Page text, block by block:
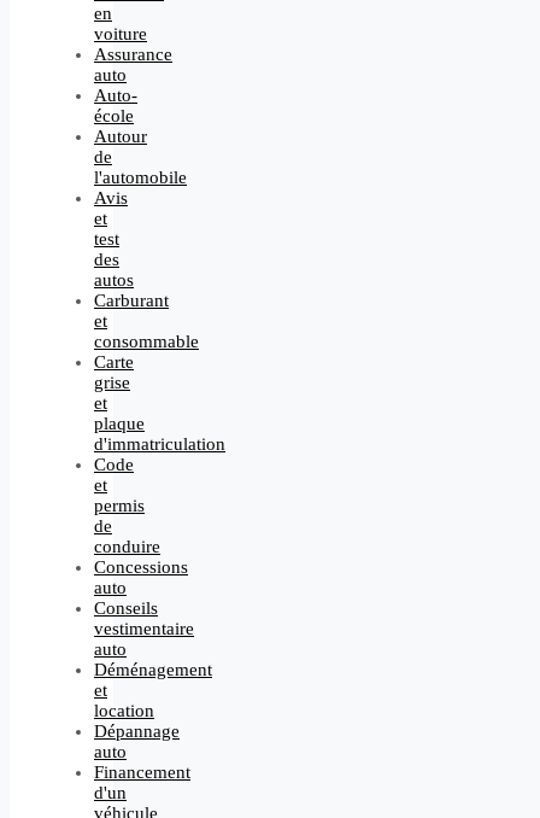
en
voiture
Assurance
auto
Auto-
école
Autour
de
l'automobile
Avis
et
test
des
autos
Carburant
et
consommable
Carte
grise
et
plaque
d'immatriculation
Code
et
permis
de
conduire
Concessions
auto
Conseils
vestimentaire
auto
Déménagement
et
location
Dépannage
auto
Financement
d'un
véhicule